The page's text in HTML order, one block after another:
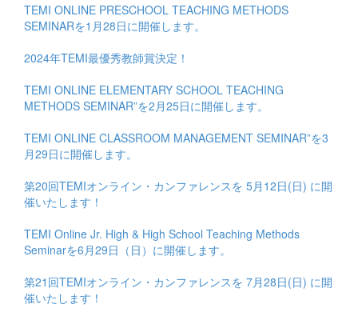
TEMI ONLINE PRESCHOOL TEACHING METHODS
SEMINARを1月28日に開催します。
2024年TEMI最優秀教師賞決定！
TEMI ONLINE ELEMENTARY SCHOOL TEACHING
METHODS SEMINAR”を2月25日に開催します。
TEMI ONLINE CLASSROOM MANAGEMENT SEMINAR”を3
月29日に開催します。
第20回TEMIオンライン・カンファレンスを 5月12日(日) に開
催いたします！
TEMI Online Jr. High & High School Teaching Methods
Seminarを6月29日（日）に開催します。
第21回TEMIオンライン・カンファレンスを 7月28日(日) に開
催いたします！